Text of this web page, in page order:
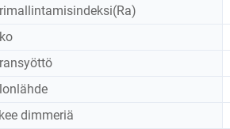
dimmeriä